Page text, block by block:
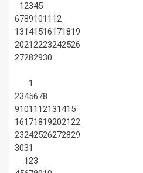
12345
67891011 12
13141516171819
20212223242526
27282930
1
2345678
91011 12131415
16171819202122
23242526272829
3031
123